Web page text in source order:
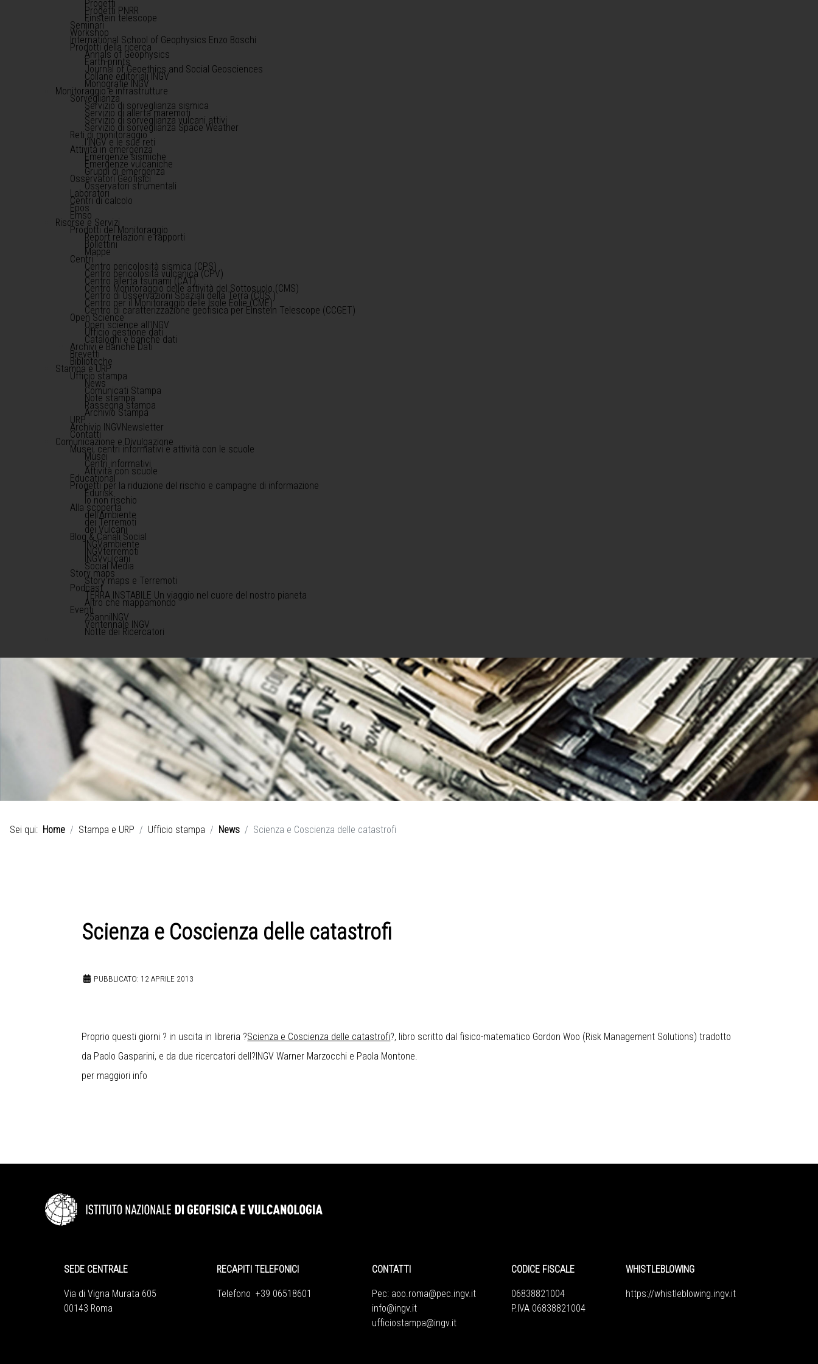
Progetti
Progetti PNRR
Einstein telescope
Seminari
Workshop
International School of Geophysics Enzo Boschi
Prodotti della ricerca
Annals of Geophysics
Earth-prints
Journal of Geoethics and Social Geosciences
Collane editoriali INGV
Monografie INGV
Monitoraggio e infrastrutture
Sorveglianza
Servizio di sorveglianza sismica
Servizio di allerta maremoti
Servizio di sorveglianza vulcani attivi
Servizio di sorveglianza Space Weather
Reti di monitoraggio
l'INGV e le sue reti
Attività in emergenza
Emergenze sismiche
Emergenze vulcaniche
Gruppi di emergenza
Osservatori Geofisici
Osservatori strumentali
Laboratori
Centri di calcolo
Epos
Emso
Risorse e Servizi
Prodotti del Monitoraggio
Report relazioni e rapporti
Bollettini
Mappe
Centri
Centro pericolosità sismica (CPS)
Centro pericolosità vulcanica (CPV)
Centro allerta tsunami (CAT)
Centro Monitoraggio delle attività del Sottosuolo (CMS)
Centro di Osservazioni Spaziali della Terra (COS )
Centro per il Monitoraggio delle Isole Eolie (CME)
Centro di caratterizzazione geofisica per Einstein Telescope (CCGET)
Open Science
Open science all'INGV
Ufficio gestione dati
Cataloghi e banche dati
Archivi e Banche Dati
Brevetti
Biblioteche
Stampa e URP
Ufficio stampa
News
Comunicati Stampa
Note stampa
Rassegna stampa
Archivio Stampa
URP
Archivio INGVNewsletter
Contatti
Comunicazione e Divulgazione
Musei, centri informativi e attività con le scuole
Musei
Centri informativi
Attività con scuole
Educational
Progetti per la riduzione del rischio e campagne di informazione
Edurisk
Io non rischio
Alla scoperta
dell'Ambiente
dei Terremoti
dei Vulcani
Blog & Canali Social
INGVambiente
INGVterremoti
INGVvulcani
Social Media
Story maps
Story maps e Terremoti
Podcast
TERRA INSTABILE Un viaggio nel cuore del nostro pianeta
Altro che mappamondo
Eventi
25anniINGV
Ventennale INGV
Notte dei Ricercatori
Sei qui: Home Stampa e URP Ufficio stampa News Scienza e Coscienza delle catastrofi
Scienza e Coscienza delle catastrofi
PUBBLICATO: 12 APRILE 2013
Proprio questi giorni ? in uscita in libreria ?Scienza e Coscienza delle catastrofi?, libro scritto dal fisico-matematico Gordon Woo (Risk Management Solutions) tradotto
da Paolo Gasparini, e da due ricercatori dell?INGV Warner Marzocchi e Paola Montone.
per maggiori info
SEDE CENTRALE
Via di Vigna Murata 605
00143 Roma
RECAPITI TELEFONICI
Telefono +39 06518601
CONTATTI
Pec: aoo.roma@pec.ingv.it
info@ingv.it
ufficiostampa@ingv.it
CODICE FISCALE
06838821004
P.IVA 06838821004
WHISTLEBLOWING
https://whistleblowing.ingv.it